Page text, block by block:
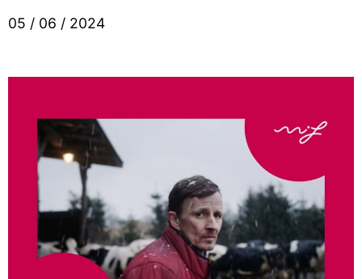
05 / 06 / 2024